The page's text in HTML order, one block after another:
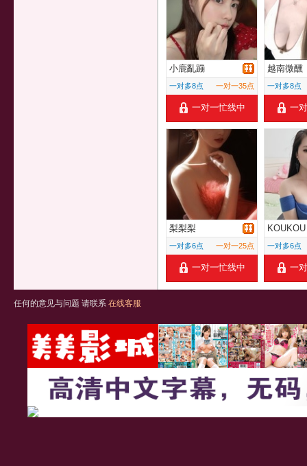
小鹿亂蹦
一对多8点 一对一35点
一对一忙线中
越南微醺
一对多8点
一
梨梨梨
一对多6点 一对一25点
一对一忙线中
KOUKOU
一对多6点
一
任何的意见与问题 请联系 在线客服